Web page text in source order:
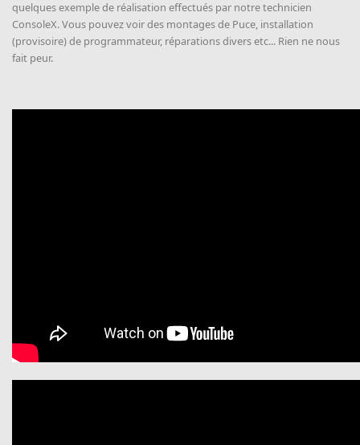
quelques exemple de réalisation effectués par notre technicien
ConsoleX. Vous pouvez voir des montages de Puce, installation
(provisoire) de programmateur, réparations divers etc... Rien ne nous
fait peur.